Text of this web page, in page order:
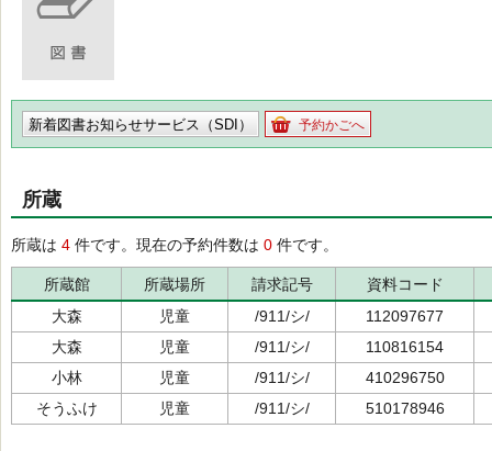
新着図書お知らせサービス（SDI） 予約かごへ
所蔵
所蔵は 4 件です。現在の予約件数は 0 件です。
所蔵館 所蔵場所 請求記号
資料コード
大森
児童 /911/シ/
112097677
大森
児童 /911/シ/
110816154
小林
児童 /911/シ/
410296750
そうふけ
児童 /911/シ/ 510178946